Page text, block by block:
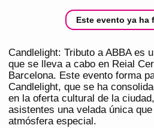
Este evento ya ha
Candlelight: Tributo a ABBA es
que se lleva a cabo en Reial
Barcelona. Este evento forma
Candlelight, que se ha
en la oferta cultural de la
asistentes una velada única
atmósfera especial.